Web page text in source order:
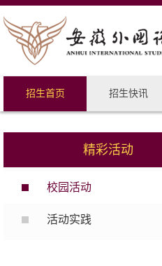
招生首页 招生快讯
精彩活动
校园活动
活动实践